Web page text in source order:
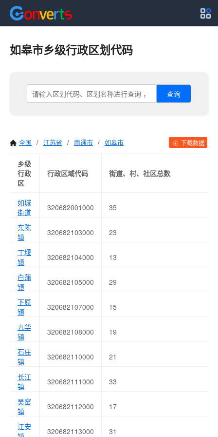
如皋市乡级行政区划代码
查询
全国 / 江苏省 / 南通市 / 如皋市 下载数据
乡级
行政
区
行政区域代码 街道、村、社区总数
如城
街道
320682001000 35
东陈
镇
320682103000 23
丁堰
镇
320682104000 13
白蒲
镇
320682105000 29
下原
镇
320682107000 15
九华
镇
320682108000 19
石庄
镇
320682110000 21
长江
镇
320682111000 33
吴窑
镇
320682112000 17
江安
320682113000 31